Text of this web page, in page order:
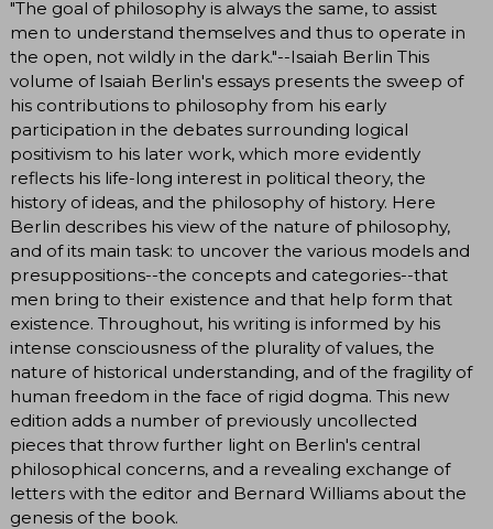
"The goal of philosophy is always the same, to assist
men to understand themselves and thus to operate in
the open, not wildly in the dark."--Isaiah Berlin This
volume of Isaiah Berlin's essays presents the sweep of
his contributions to philosophy from his early
participation in the debates surrounding logical
positivism to his later work, which more evidently
reflects his life-long interest in political theory, the
history of ideas, and the philosophy of history. Here
Berlin describes his view of the nature of philosophy,
and of its main task: to uncover the various models and
presuppositions--the concepts and categories--that
men bring to their existence and that help form that
existence. Throughout, his writing is informed by his
intense consciousness of the plurality of values, the
nature of historical understanding, and of the fragility of
human freedom in the face of rigid dogma. This new
edition adds a number of previously uncollected
pieces that throw further light on Berlin's central
philosophical concerns, and a revealing exchange of
letters with the editor and Bernard Williams about the
genesis of the book.